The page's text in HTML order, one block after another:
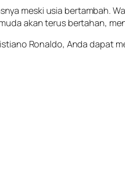
meski usia bertambah.
akan terus bertahan,
Ronaldo, Anda dapat